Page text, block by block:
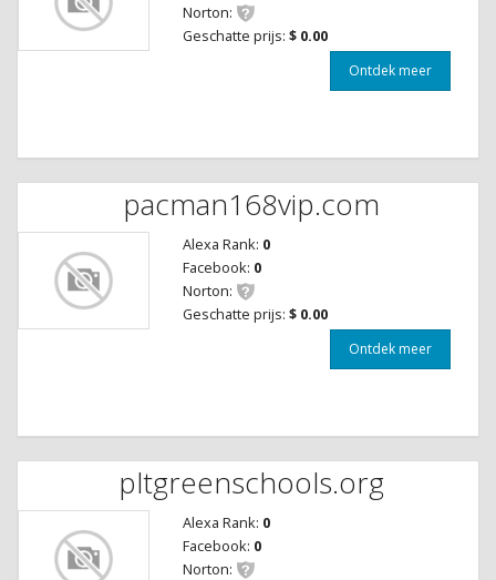
Norton:
Geschatte prijs: $ 0.00
Ontdek meer
pacman168vip.com
Alexa Rank: 0
Facebook: 0
Norton:
Geschatte prijs: $ 0.00
Ontdek meer
pltgreenschools.org
Alexa Rank: 0
Facebook: 0
Norton: